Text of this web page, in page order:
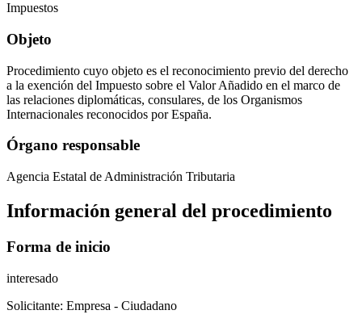
Impuestos
Objeto
Procedimiento cuyo objeto es el reconocimiento previo del derecho
a la exención del Impuesto sobre el Valor Añadido en el marco de
las relaciones diplomáticas, consulares, de los Organismos
Internacionales reconocidos por España.
Órgano responsable
Agencia Estatal de Administración Tributaria
Información general del procedimiento
Forma de inicio
interesado
Solicitante: Empresa - Ciudadano